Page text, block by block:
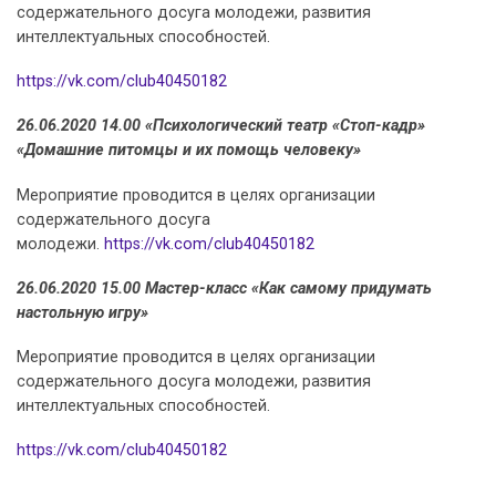
содержательного досуга молодежи, развития
интеллектуальных способностей.
https://vk.com/club40450182
26.06.2020 14.00 «Психологический театр «Стоп-кадр»
«Домашние питомцы и их помощь человеку»
Мероприятие проводится в целях организации
содержательного досуга
молодежи. https://vk.com/club40450182
26.06.2020 15.00 Мастер-класс «Как самому придумать
настольную игру»
Мероприятие проводится в целях организации
содержательного досуга молодежи, развития
интеллектуальных способностей.
https://vk.com/club40450182